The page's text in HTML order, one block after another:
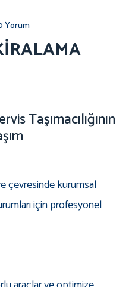
Yorum
Taşımacılığının
çevresinde kurumsal
için profesyonel